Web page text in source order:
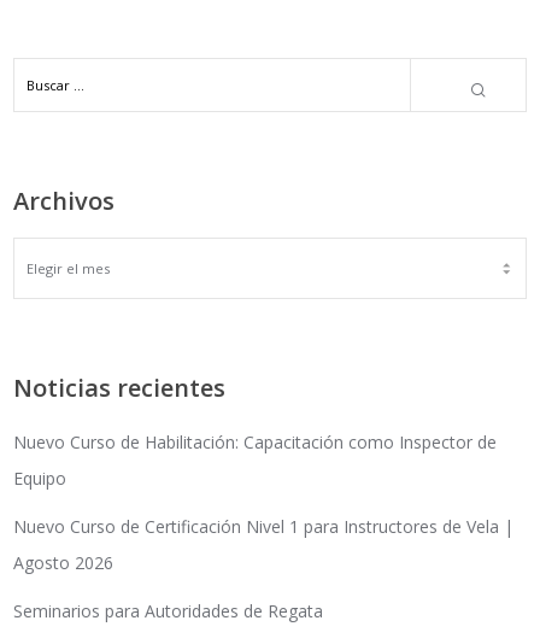
Archivos
ARCHIVOS
Noticias recientes
Nuevo Curso de Habilitación: Capacitación como Inspector de
Equipo
Nuevo Curso de Certificación Nivel 1 para Instructores de Vela |
Agosto 2026
Seminarios para Autoridades de Regata